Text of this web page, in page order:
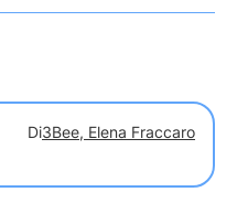
Di3Bee, Elena Fraccaro